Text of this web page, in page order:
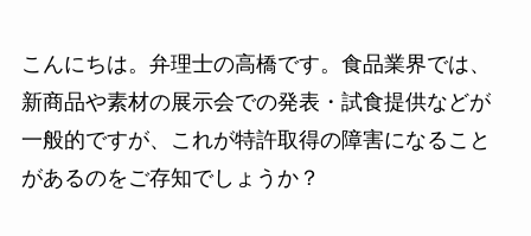
こんにちは。弁理士の高橋です。食品業界では、
新商品や素材の展示会での発表・試食提供などが
一般的ですが、これが特許取得の障害になること
があるのをご存知でしょうか？